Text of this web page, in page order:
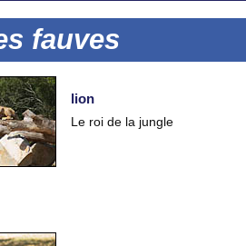
fauves
lion
Le roi de la jungle